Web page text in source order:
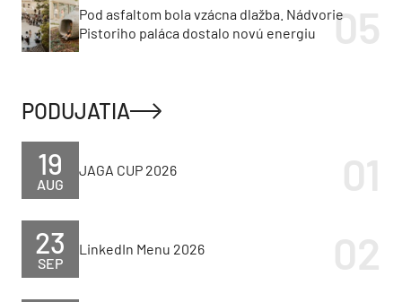
Pod asfaltom bola vzácna dlažba. Nádvorie
Pistoriho paláca dostalo novú energiu
PODUJATIA
AUG
19 JAGA CUP 2026
SEP
23 LinkedIn Menu 2026